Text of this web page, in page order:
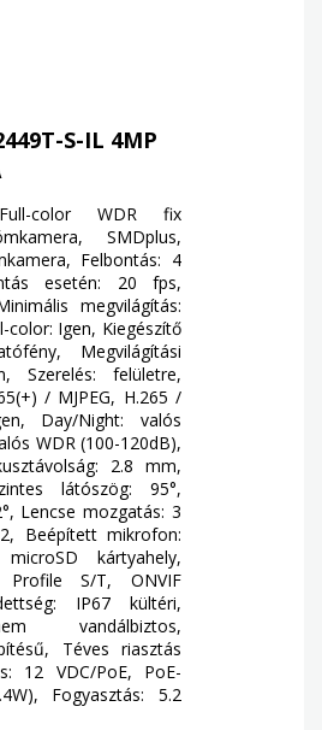
S-IL 4MP
color WDR fix
SMDplus,
Felbontás: 4
esetén: 20 fps,
megvilágítás:
color: Igen, Kiegészítő
Megvilágítási
Szerelés: felületre,
/ MJPEG, H.265 /
Day/Night: valós
WDR (100-120dB),
2.8 mm,
látószög: 95°,
Lencse mozgatás: 3
Beépített mikrofon:
kártyahely,
Profile S/T, ONVIF
IP67 kültéri,
vandálbiztos,
Téves riasztás
12 VDC/PoE, PoE-
Fogyasztás: 5.2